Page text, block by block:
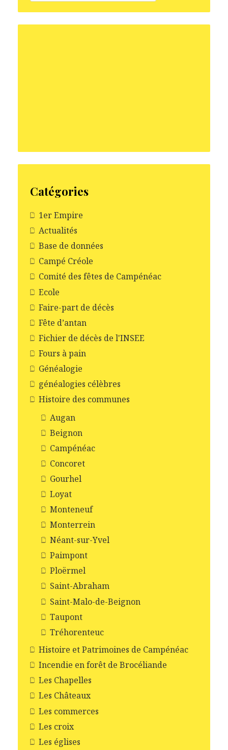
Catégories
1er Empire
Actualités
Base de données
Campé Créole
Comité des fêtes de Campénéac
Ecole
Faire-part de décès
Fête d’antan
Fichier de décès de l'INSEE
Fours à pain
Généalogie
généalogies célèbres
Histoire des communes
Augan
Beignon
Campénéac
Concoret
Gourhel
Loyat
Monteneuf
Monterrein
Néant-sur-Yvel
Paimpont
Ploërmel
Saint-Abraham
Saint-Malo-de-Beignon
Taupont
Tréhorenteuc
Histoire et Patrimoines de Campénéac
Incendie en forêt de Brocéliande
Les Chapelles
Les Châteaux
Les commerces
Les croix
Les églises